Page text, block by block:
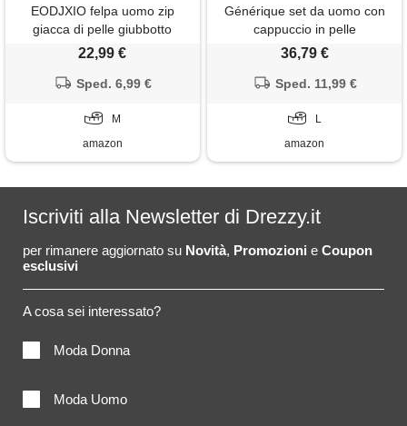
EODJXIO felpa uomo zip
giacca di pelle giubbotto
jackets for men leggero moto
22,99 €
Sped. 6,99 €
M
amazon
Générique set da uomo con
cappuccio in pelle
scamosciata per primavera 2
cappuccio a maniche lunghe
comodi e traspiranti, azzurro, l
36,79 €
Sped. 11,99 €
L
amazon
Iscriviti alla Newsletter di Drezzy.it
per rimanere aggiornato su Novità, Promozioni e Coupon
esclusivi
A cosa sei interessato?
Moda Donna
Moda Uomo